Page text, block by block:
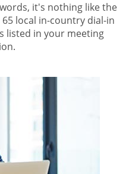
it's nothing like the
local in-country dial-in
listed in your meeting